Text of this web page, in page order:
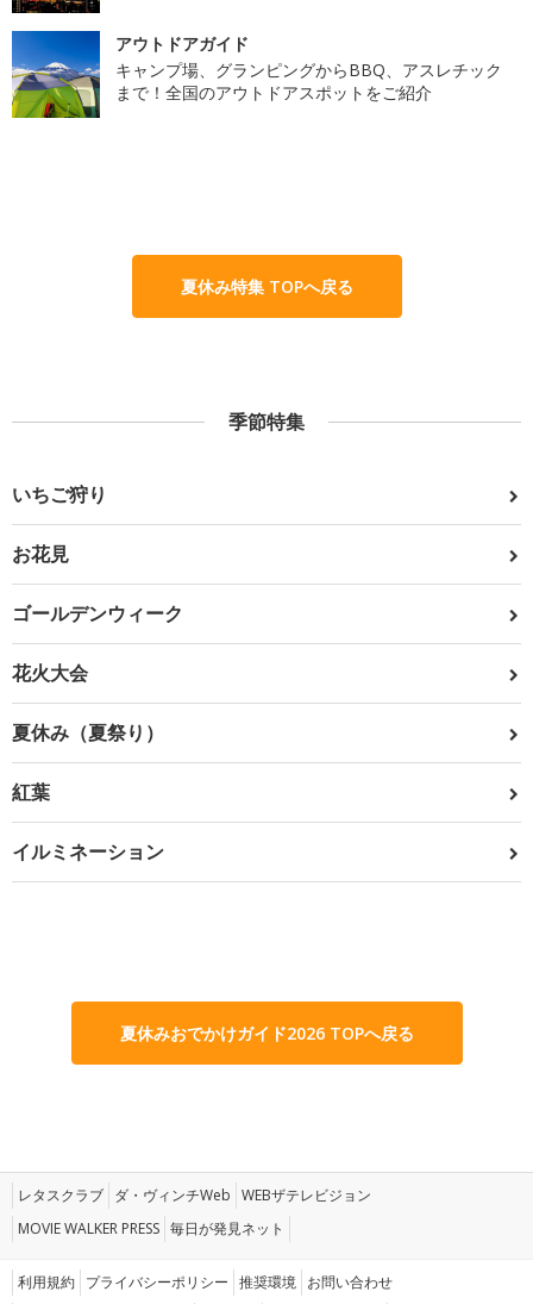
アウトドアガイド
キャンプ場、グランピングからBBQ、アスレチック
まで！全国のアウトドアスポットをご紹介
夏休み特集 TOPへ戻る
季節特集
いちご狩り
お花見
ゴールデンウィーク
花火大会
夏休み（夏祭り）
紅葉
イルミネーション
夏休みおでかけガイド2026 TOPへ戻る
レタスクラブ ダ・ヴィンチWeb WEBザテレビジョン
MOVIE WALKER PRESS 毎日が発見ネット
利用規約 プライバシーポリシー 推奨環境 お問い合わせ